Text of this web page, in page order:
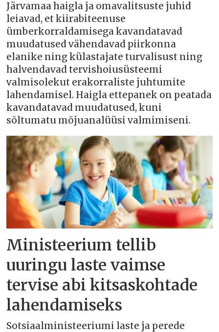
Järvamaa haigla ja omavalitsuste juhid
leiavad, et kiirabiteenuse
ümberkorraldamisega kavandatavad
muudatused vähendavad piirkonna
elanike ning külastajate turvalisust ning
halvendavad tervishoiusüsteemi
valmisolekut erakorraliste juhtumite
lahendamisel. Haigla ettepanek on peatada
kavandatavad muudatused, kuni
sõltumatu mõjuanalüüsi valmimiseni.
Ministeerium tellib
uuringu laste vaimse
tervise abi kitsaskohtade
lahendamiseks
Sotsiaalministeeriumi laste ja perede